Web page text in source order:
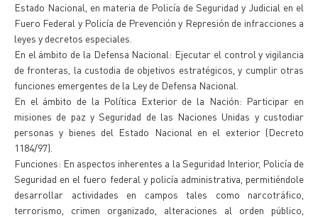
Estado Nacional, en materia de Policía de Seguridad y Judicial en el
Fuero Federal y Policía de Prevención y Represión de infracciones a
leyes y decretos especiales.
En el ámbito de la Defensa Nacional: Ejecutar el control y vigilancia
de fronteras, la custodia de objetivos estratégicos, y cumplir otras
funciones emergentes de la Ley de Defensa Nacional.
En el ámbito de la Política Exterior de la Nación: Participar en
misiones de paz y Seguridad de las Naciones Unidas y custodiar
personas y bienes del Estado Nacional en el exterior (Decreto
1184/97).
Funciones: En aspectos inherentes a la Seguridad Interior, Policía de
Seguridad en el fuero federal y policía administrativa, permitiéndole
desarrollar actividades en campos tales como narcotráfico,
terrorismo, crimen organizado, alteraciones al orden público,